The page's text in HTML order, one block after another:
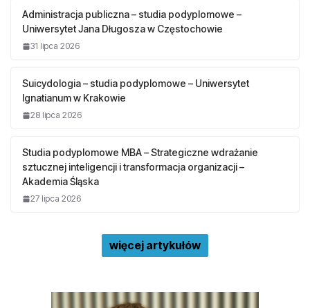
Administracja publiczna – studia podyplomowe –
Uniwersytet Jana Długosza w Częstochowie
31 lipca 2026
Suicydologia – studia podyplomowe – Uniwersytet
Ignatianum w Krakowie
28 lipca 2026
Studia podyplomowe MBA – Strategiczne wdrażanie
sztucznej inteligencji i transformacja organizacji –
Akademia Śląska
27 lipca 2026
więcej artykułów